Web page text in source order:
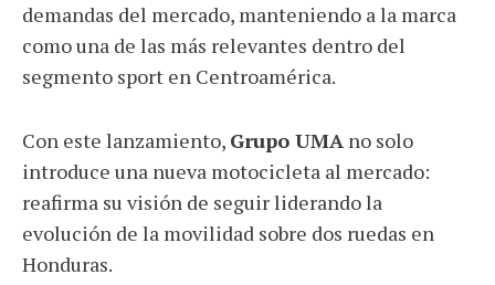
demandas del mercado, manteniendo a la marca
como una de las más relevantes dentro del
segmento sport en Centroamérica.
Con este lanzamiento, Grupo UMA no solo
introduce una nueva motocicleta al mercado:
reafirma su visión de seguir liderando la
evolución de la movilidad sobre dos ruedas en
Honduras.